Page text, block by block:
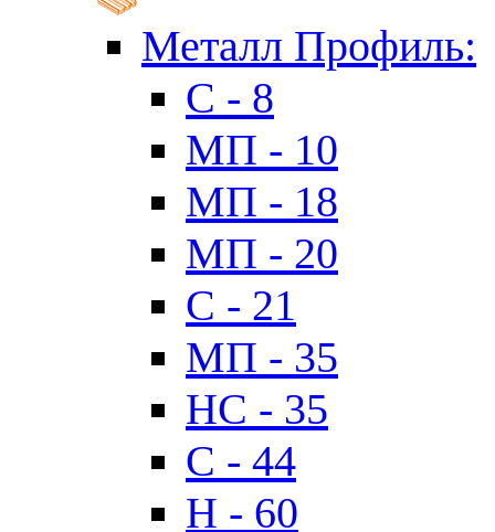
Металл Профиль:
C - 8
МП - 10
МП - 18
МП - 20
C - 21
МП - 35
HC - 35
C - 44
H - 60